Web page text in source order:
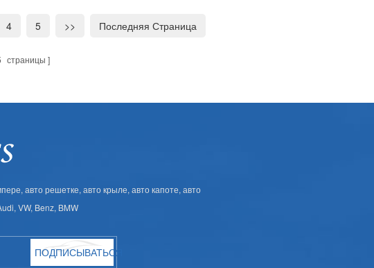
4 5 >> Последняя Страница
страницы
авто решетке, авто крыле, авто капоте, авто
VW, Benz, BMW
ПОДПИСЫВАТЬСЯ